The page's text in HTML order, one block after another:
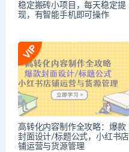
稳定搬砖小项目，每天稳定提
现，有智能手机即可操作
高转化内容制作全攻略：爆款
封面设计/标题公式，小红书店
铺运营与货源管理